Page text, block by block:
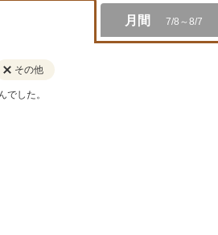
月間 7/8～8/7
その他
でした。